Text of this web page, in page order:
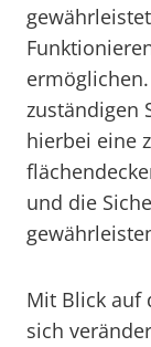
zuständigen
hierbei eine
und die
Mit Blick auf
sich